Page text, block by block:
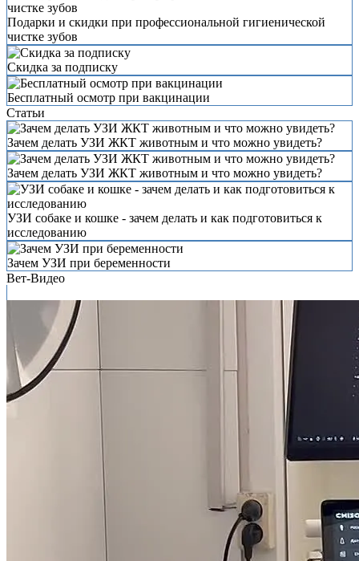
Подарки и скидки при профессиональной гигиенической
чистке зубов
Скидка за подписку
Бесплатный осмотр при вакцинации
Статьи
Зачем делать УЗИ ЖКТ животным и что можно увидеть?
Зачем делать УЗИ ЖКТ животным и что можно увидеть?
УЗИ собаке и кошке - зачем делать и как подготовиться к
исследованию
Зачем УЗИ при беременности
Вет-Видео